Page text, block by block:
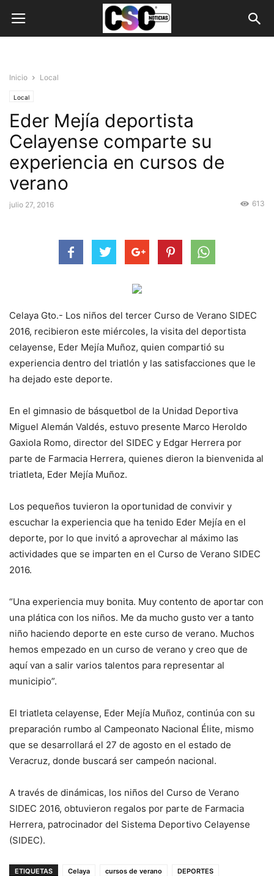
Inicio Local
Local
Eder Mejía deportista
Celayense comparte su
experiencia en cursos de
verano
julio 27, 2016 613
Celaya Gto.- Los niños del tercer Curso de Verano SIDEC
2016, recibieron este miércoles, la visita del deportista
celayense, Eder Mejía Muñoz, quien compartió su
experiencia dentro del triatlón y las satisfacciones que le
ha dejado este deporte.
En el gimnasio de básquetbol de la Unidad Deportiva
Miguel Alemán Valdés, estuvo presente Marco Heroldo
Gaxiola Romo, director del SIDEC y Edgar Herrera por
parte de Farmacia Herrera, quienes dieron la bienvenida al
triatleta, Eder Mejía Muñoz.
Los pequeños tuvieron la oportunidad de convivir y
escuchar la experiencia que ha tenido Eder Mejía en el
deporte, por lo que invitó a aprovechar al máximo las
actividades que se imparten en el Curso de Verano SIDEC
2016.
“Una experiencia muy bonita. Muy contento de aportar con
una plática con los niños. Me da mucho gusto ver a tanto
niño haciendo deporte en este curso de verano. Muchos
hemos empezado en un curso de verano y creo que de
aquí van a salir varios talentos para representar al
municipio”.
El triatleta celayense, Eder Mejía Muñoz, continúa con su
preparación rumbo al Campeonato Nacional Élite, mismo
que se desarrollará el 27 de agosto en el estado de
Veracruz, donde buscará ser campeón nacional.
A través de dinámicas, los niños del Curso de Verano
SIDEC 2016, obtuvieron regalos por parte de Farmacia
Herrera, patrocinador del Sistema Deportivo Celayense
(SIDEC).
ETIQUETAS Celaya cursos de verano
DEPORTES